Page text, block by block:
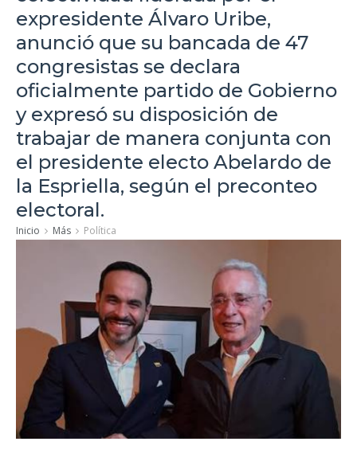
expresidente Álvaro Uribe,
anunció que su bancada de 47
congresistas se declara
oficialmente partido de Gobierno
y expresó su disposición de
trabajar de manera conjunta con
el presidente electo Abelardo de
la Espriella, según el preconteo
electoral.
Inicio Más Política